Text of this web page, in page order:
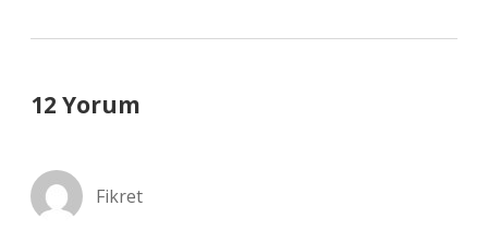
12 Yorum
Fikret